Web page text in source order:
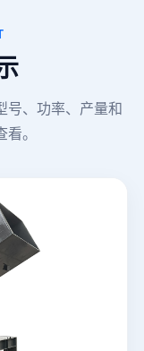
号、功率、产量和
。